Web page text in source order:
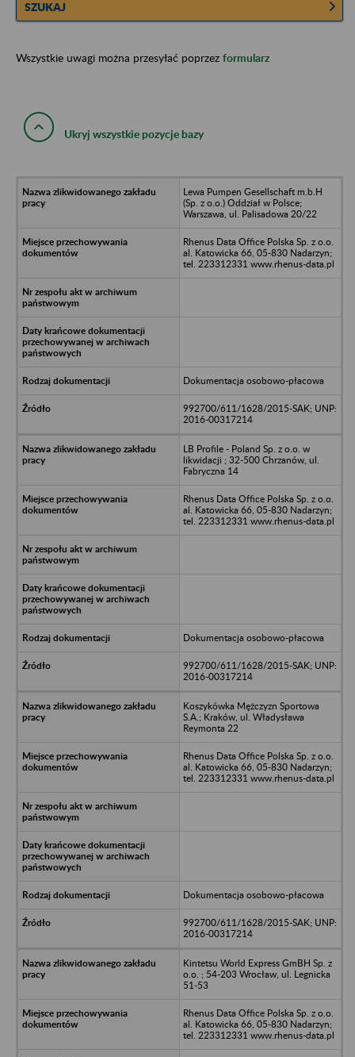
SZUKAJ
Wszystkie uwagi można przesyłać poprzez formularz
Ukryj wszystkie pozycje bazy
Lewa Pumpen Gesellschaft m.b.H
(Sp. z o.o.) Oddział w Polsce;
Warszawa, ul. Palisadowa 20/22
Rhenus Data Office Polska Sp. z o.o.
al. Katowicka 66, 05-830 Nadarzyn;
tel. 223312331 www.rhenus-data.pl
Dokumentacja osobowo-płacowa
992700/611/1628/2015-SAK; UNP:
2016-00317214
LB Profile - Poland Sp. z o.o. w
likwidacji ; 32-500 Chrzanów, ul.
Fabryczna 14
Rhenus Data Office Polska Sp. z o.o.
al. Katowicka 66, 05-830 Nadarzyn;
tel. 223312331 www.rhenus-data.pl
Dokumentacja osobowo-płacowa
992700/611/1628/2015-SAK; UNP:
2016-00317214
Koszykówka Mężczyzn Sportowa
S.A.; Kraków, ul. Władysława
Reymonta 22
Rhenus Data Office Polska Sp. z o.o.
al. Katowicka 66, 05-830 Nadarzyn;
tel. 223312331 www.rhenus-data.pl
Dokumentacja osobowo-płacowa
992700/611/1628/2015-SAK; UNP:
2016-00317214
Kintetsu World Express GmBH Sp. z
o.o. ; 54-203 Wrocław, ul. Legnicka
51-53
Rhenus Data Office Polska Sp. z o.o.
al. Katowicka 66, 05-830 Nadarzyn;
tel. 223312331 www.rhenus-data.pl